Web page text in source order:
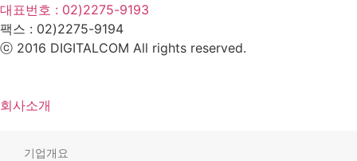
대표번호 : 02)2275-9193
팩스 : 02)2275-9194​
ⓒ 2016 DIGITALCOM All rights reserved.
회사소개
기업개요